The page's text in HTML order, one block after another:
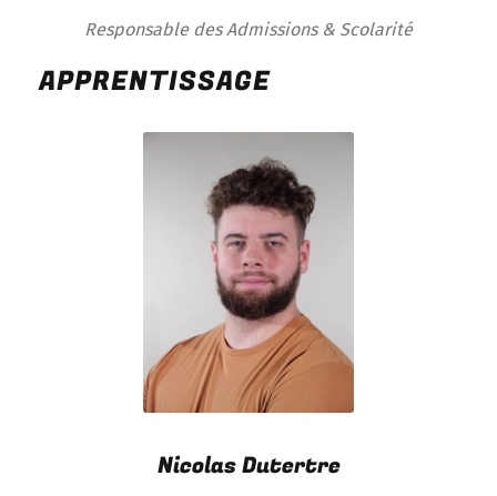
Responsable des Admissions & Scolarité
APPRENTISSAGE
Nicolas Dutertre